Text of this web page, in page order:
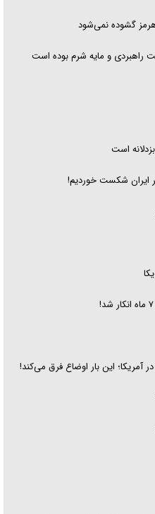
گشوده نمی‌شود
راهبردی و مایه شرم بوده است
است
ایران شکست خوردیم!
این بار اوضاع فرق می‌کند!